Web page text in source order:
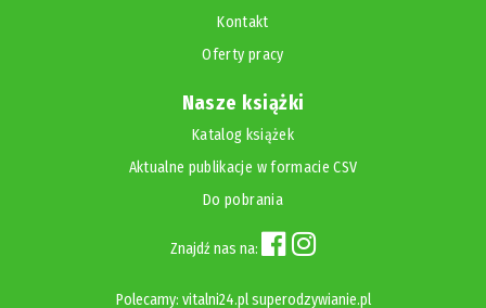
Kontakt
Oferty pracy
Nasze książki
Katalog książek
Aktualne publikacje w formacie CSV
Do pobrania
Znajdź nas na:
Polecamy: vitalni24.pl superodzywianie.pl